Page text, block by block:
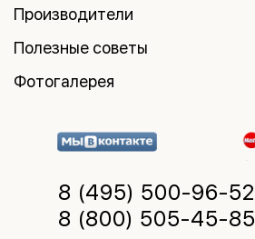
Производители
Полезные советы
Фотогалерея
8 (495) 500-96-52
8 (800) 505-45-85